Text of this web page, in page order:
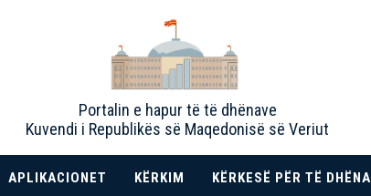
Portalin e hapur të të dhënave
Kuvendi i Republikës së Maqedonisë së Veriut
APLIKACIONET KËRKIM KËRKESË PËR TË DHËNA